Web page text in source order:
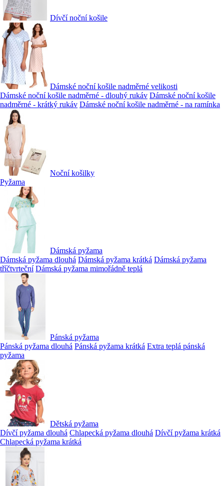
Dívčí noční košile
Dámské noční košile nadměrné velikosti
Dámské noční košile nadměrné - dlouhý rukáv Dámské noční košile
nadměrné - krátký rukáv Dámské noční košile nadměrné - na ramínka
Noční košilky
Pyžama
Dámská pyžama
Dámská pyžama dlouhá Dámská pyžama krátká Dámská pyžama
tříčtvrteční Dámská pyžama mimořádně teplá
Pánská pyžama
Pánská pyžama dlouhá Pánská pyžama krátká Extra teplá pánská
pyžama
Dětská pyžama
Dívčí pyžama dlouhá Chlapecká pyžama dlouhá Dívčí pyžama krátká
Chlapecká pyžama krátká